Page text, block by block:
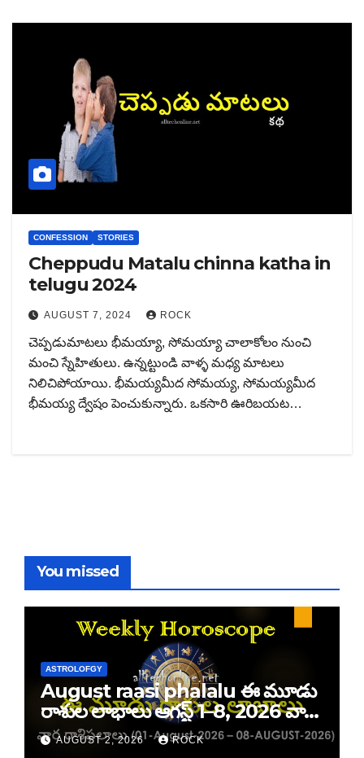
CONFESSION STORIES
Cheppudu Matalu chinna katha in
telugu 2024
AUGUST 7, 2024 ROCK
చెప్పడుమాటలు భీమయ్యా, సోమయ్యా చాలాకోలం నుంచి
మంచి స్నేహితులు. ఉన్నట్టుండి వాళ్ళ మధ్య మాటలు
నిలిచిపోయాయి. భీమయ్యమీద సోమయ్య, సోమయ్యమీద
భీమయ్య ద్వేషం పెంచుకున్నారు. ఒకసారి ఊరిబయట…
You missed
ASTROLOFGY
August raasi phalalu ఈ మూడు
రాశుల లాభాలు ఆగస్ట్ 1–8, 2026 వార
రాశి ఫలాలు
AUGUST 2, 2026 ROCK